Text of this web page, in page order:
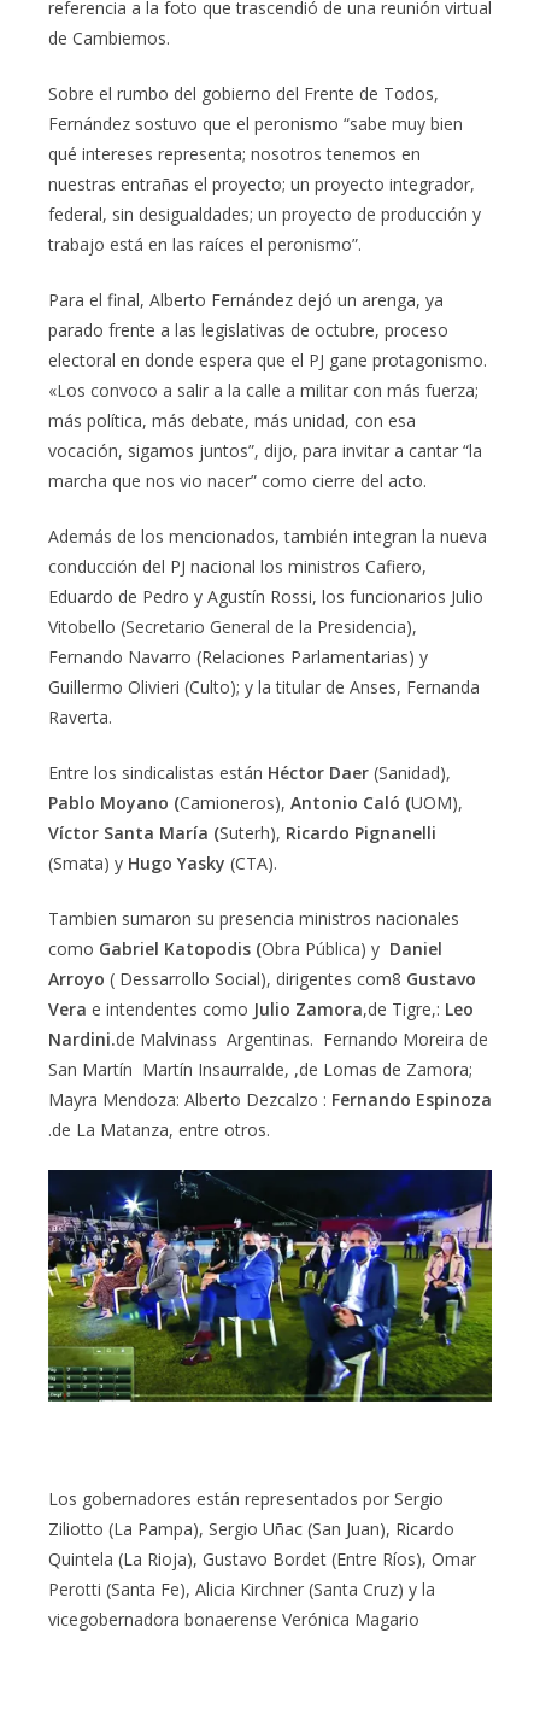
referencia a la foto que trascendió de una reunión virtual
de Cambiemos.
Sobre el rumbo del gobierno del Frente de Todos,
Fernández sostuvo que el peronismo “sabe muy bien
qué intereses representa; nosotros tenemos en
nuestras entrañas el proyecto; un proyecto integrador,
federal, sin desigualdades; un proyecto de producción y
trabajo está en las raíces el peronismo”.
Para el final, Alberto Fernández dejó un arenga, ya
parado frente a las legislativas de octubre, proceso
electoral en donde espera que el PJ gane protagonismo.
«Los convoco a salir a la calle a militar con más fuerza;
más política, más debate, más unidad, con esa
vocación, sigamos juntos”, dijo, para invitar a cantar “la
marcha que nos vio nacer” como cierre del acto.
Además de los mencionados, también integran la nueva
conducción del PJ nacional los ministros Cafiero,
Eduardo de Pedro y Agustín Rossi, los funcionarios Julio
Vitobello (Secretario General de la Presidencia),
Fernando Navarro (Relaciones Parlamentarias) y
Guillermo Olivieri (Culto); y la titular de Anses, Fernanda
Raverta.
Entre los sindicalistas están Héctor Daer (Sanidad),
Pablo Moyano (Camioneros), Antonio Caló (UOM),
Víctor Santa María (Suterh), Ricardo Pignanelli
(Smata) y Hugo Yasky (CTA).
Tambien sumaron su presencia ministros nacionales
como Gabriel Katopodis (Obra Pública) y Daniel
Arroyo ( Dessarrollo Social), dirigentes com8 Gustavo
Vera e intendentes como Julio Zamora,de Tigre,: Leo
Nardini.de Malvinass Argentinas. Fernando Moreira de
San Martín Martín Insaurralde, ,de Lomas de Zamora;
Mayra Mendoza: Alberto Dezcalzo : Fernando Espinoza
.de La Matanza, entre otros.
Los gobernadores están representados por Sergio
Ziliotto (La Pampa), Sergio Uñac (San Juan), Ricardo
Quintela (La Rioja), Gustavo Bordet (Entre Ríos), Omar
Perotti (Santa Fe), Alicia Kirchner (Santa Cruz) y la
vicegobernadora bonaerense Verónica Magario